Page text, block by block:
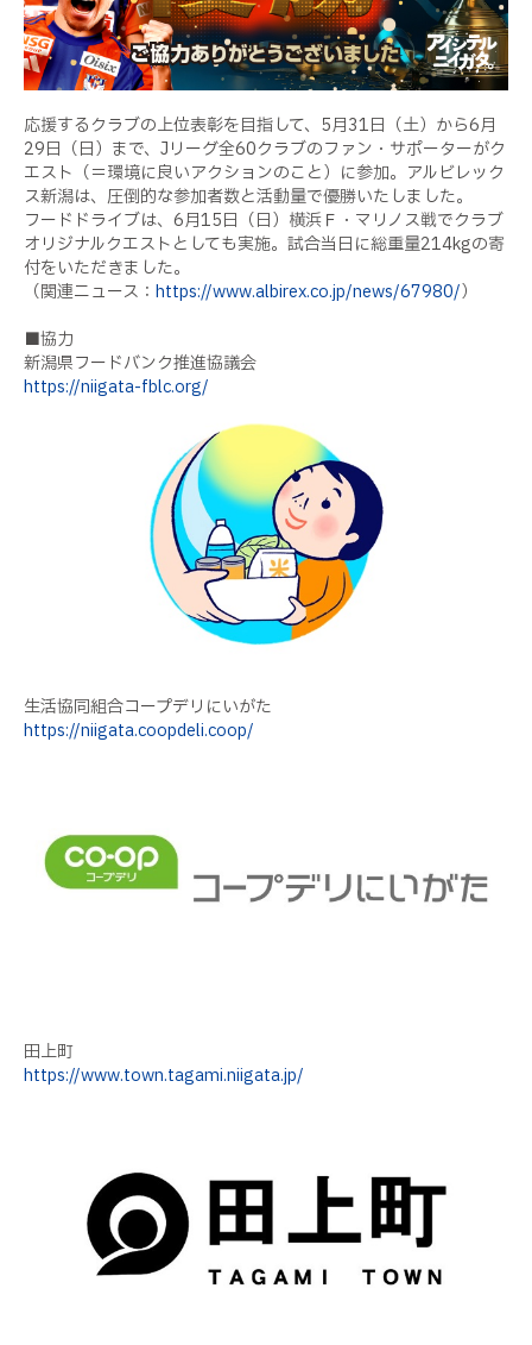
応援するクラブの上位表彰を目指して、5月31日（土）から6月
29日（日）まで、Jリーグ全60クラブのファン・サポーターがク
エスト（＝環境に良いアクションのこと）に参加。アルビレック
ス新潟は、圧倒的な参加者数と活動量で優勝いたしました。
フードドライブは、6月15日（日）横浜Ｆ・マリノス戦でクラブ
オリジナルクエストとしても実施。試合当日に総重量214kgの寄
付をいただきました。
（関連ニュース： https://www.albirex.co.jp/news/67980/）
■協力
新潟県フードバンク推進協議会
https://niigata-fblc.org/
生活協同組合コープデリにいがた
https://niigata.coopdeli.coop/
田上町
https://www.town.tagami.niigata.jp/